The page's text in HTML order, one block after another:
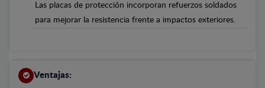
Las placas de protección incorporan refuerzos soldados
para mejorar la resistencia frente a impactos exteriores.
Ventajas: